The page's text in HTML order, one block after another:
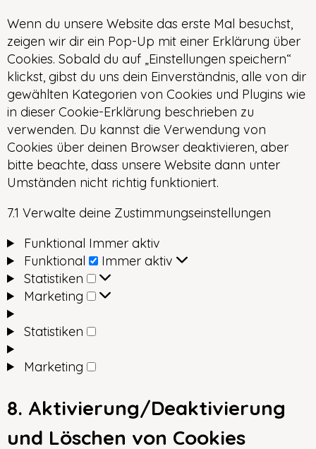
Wenn du unsere Website das erste Mal besuchst,
zeigen wir dir ein Pop-Up mit einer Erklärung über
Cookies. Sobald du auf „Einstellungen speichern“
klickst, gibst du uns dein Einverständnis, alle von dir
gewählten Kategorien von Cookies und Plugins wie
in dieser Cookie-Erklärung beschrieben zu
verwenden. Du kannst die Verwendung von
Cookies über deinen Browser deaktivieren, aber
bitte beachte, dass unsere Website dann unter
Umständen nicht richtig funktioniert.
7.1 Verwalte deine Zustimmungseinstellungen
Funktional Immer aktiv
Funktional
Immer aktiv
Statistiken
Marketing
Statistiken
Marketing
8. Aktivierung/Deaktivierung
und Löschen von Cookies